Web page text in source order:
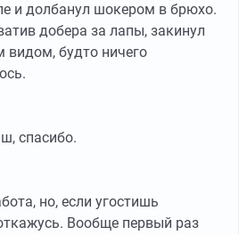
и долбанул шокером в брюхо.
добера за лапы, закинул
видом, будто ничего
спасибо.
но, если угостишь
Вообще первый раз